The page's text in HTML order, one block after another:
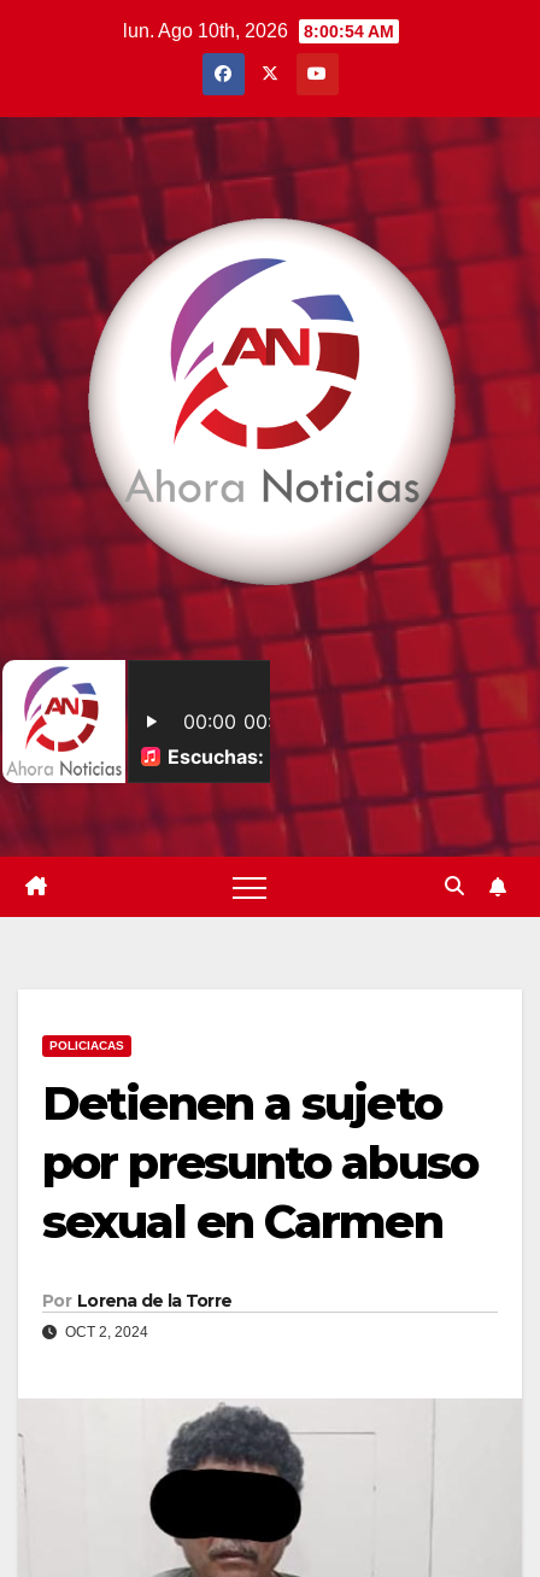
lun. Ago 10th, 2026 8:00:55 AM
POLICIACAS
Detienen a sujeto
por presunto abuso
sexual en Carmen
Por Lorena de la Torre
OCT 2, 2024